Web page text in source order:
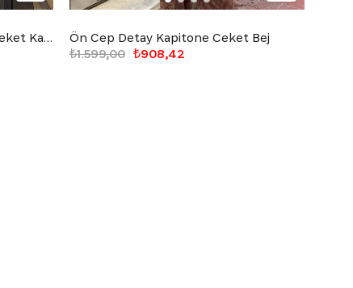
Ön Cep Detay Düğmeli Kışlık Ceket Kahverengi
Ön Cep Detay Kapitone Ceket Bej
₺908,42
₺1.599,00